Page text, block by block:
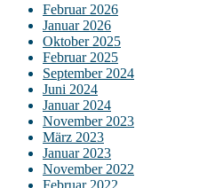
Februar 2026
Januar 2026
Oktober 2025
Februar 2025
September 2024
Juni 2024
Januar 2024
November 2023
März 2023
Januar 2023
November 2022
Februar 2022